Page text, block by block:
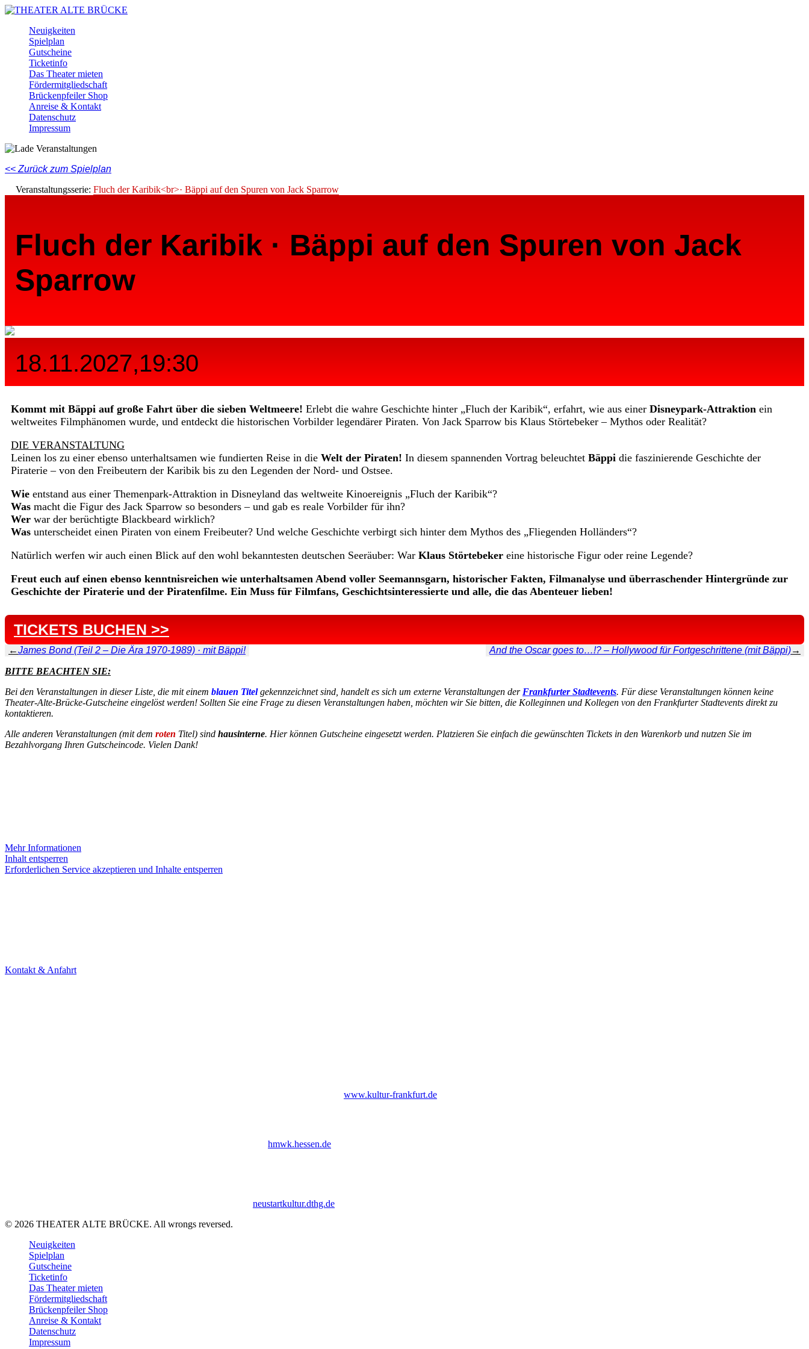
Skip
content
Neuigkeiten
Spielplan
Gutscheine
Ticketinfo
Das Theater mieten
Fördermitgliedschaft
Brückenpfeiler Shop
Anreise & Kontakt
Datenschutz
Impressum
Facebook
Instagram
Youtube
<< Zurück zum Spielplan
Veranstaltungsserie: Fluch der Karibik<br>· Bäppi auf den Spuren von Jack Sparrow
Fluch der Karibik · Bäppi auf den Spuren von Jack
Sparrow
18.11.2027,19:30
Kommt mit Bäppi auf große Fahrt über die sieben Weltmeere! Erlebt die wahre Geschichte hinter „Fluch der Karibik“, erfahrt, wie aus einer Disneypark-Attraktion ein
weltweites Filmphänomen wurde, und entdeckt die historischen Vorbilder legendärer Piraten. Von Jack Sparrow bis Klaus Störtebeker – Mythos oder Realität?
DIE VERANSTALTUNG
Leinen los zu einer ebenso unterhaltsamen wie fundierten Reise in die Welt der Piraten! In diesem spannenden Vortrag beleuchtet Bäppi die faszinierende Geschichte der
Piraterie – von den Freibeutern der Karibik bis zu den Legenden der Nord- und Ostsee.
Wie entstand aus einer Themenpark-Attraktion in Disneyland das weltweite Kinoereignis „Fluch der Karibik“?
Was macht die Figur des Jack Sparrow so besonders – und gab es reale Vorbilder für ihn?
Wer war der berüchtigte Blackbeard wirklich?
Was unterscheidet einen Piraten von einem Freibeuter? Und welche Geschichte verbirgt sich hinter dem Mythos des „Fliegenden Holländers“?
Natürlich werfen wir auch einen Blick auf den wohl bekanntesten deutschen Seeräuber: War Klaus Störtebeker eine historische Figur oder reine Legende?
Freut euch auf einen ebenso kenntnisreichen wie unterhaltsamen Abend voller Seemannsgarn, historischer Fakten, Filmanalyse und überraschender Hintergründe zur
Geschichte der Piraterie und der Piratenfilme. Ein Muss für Filmfans, Geschichtsinteressierte und alle, die das Abenteuer lieben!
TICKETS BUCHEN >>
←James Bond (Teil 2 – Die Ära 1970-1989) · mit Bäppi! And the Oscar goes to…!? – Hollywood für Fortgeschrittene (mit Bäppi)→
BITTE BEACHTEN SIE:
Bei den Veranstaltungen in dieser Liste, die mit einem blauen Titelgekennzeichnet sind, handelt es sich um externe Veranstaltungen der Frankfurter Stadtevents. Für diese Veranstaltungen können keine
Theater-Alte-Brücke-Gutscheine eingelöst werden! Sollten Sie eine Frage zu diesen Veranstaltungen haben, möchten wir Sie bitten, die Kolleginnen und Kollegen von den Frankfurter Stadtevents direkt zu
kontaktieren.
Alle anderen Veranstaltungen (mit dem roten Titel) sind hausinterne. Hier können Gutscheine eingesetzt werden. Platzieren Sie einfach die gewünschten Tickets in den Warenkorb und nutzen Sie im
Bezahlvorgang Ihren Gutscheincode. Vielen Dank!
Mehr Informationen
Inhalt entsperren
Erforderlichen Service akzeptieren und Inhalte entsperren
Kontakt & Anfahrt
www.kultur-frankfurt.de
hmwk.hessen.de
neustartkultur.dthg.de
© 2026 THEATER ALTE BRÜCKE. All wrongs reversed.
Neuigkeiten
Spielplan
Gutscheine
Ticketinfo
Das Theater mieten
Fördermitgliedschaft
Brückenpfeiler Shop
Anreise & Kontakt
Datenschutz
Impressum